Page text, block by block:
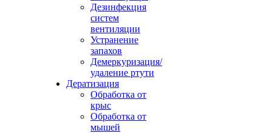
Дезинфекция
систем
вентиляции
Устранение
запахов
Демеркуризация/
удаление ртути
Дератизация
Обработка от
крыс
Обработка от
мышей